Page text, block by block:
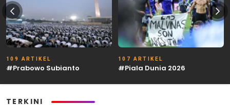
109 ARTIKEL
#Prabowo Subianto
107 ARTIKEL
#Piala Dunia 2026
TERKINI